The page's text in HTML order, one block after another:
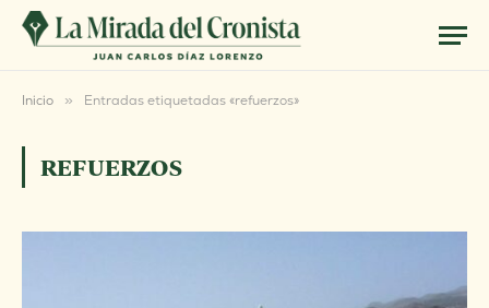
Inicio » Entradas etiquetadas «refuerzos»
REFUERZOS